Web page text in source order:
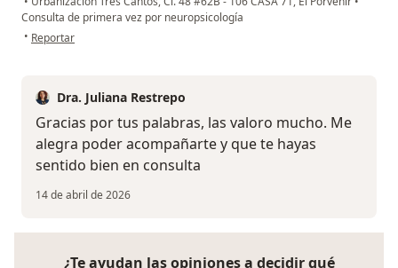
Consulta de primera vez por neuropsicología
• en opinión del usuario Daniela Henao
Reportar
Dra. Juliana Restrepo
Gracias por tus palabras, las valoro mucho. Me
alegra poder acompañarte y que te hayas
sentido bien en consulta
14 de abril de 2026
¿Te ayudan las opiniones a decidir qué